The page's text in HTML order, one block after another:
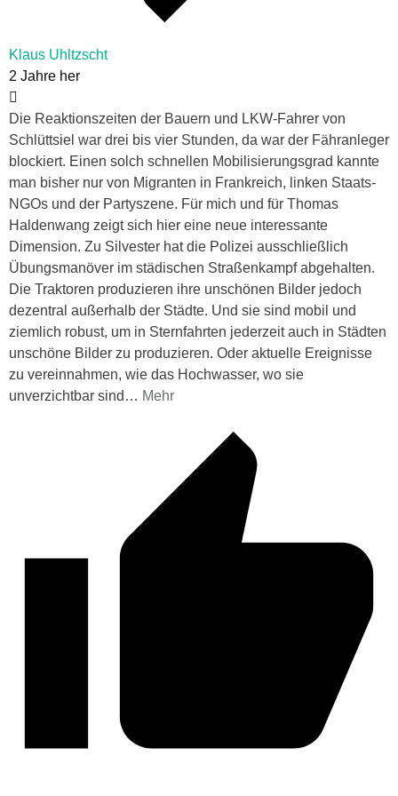
Klaus Uhltzscht
2 Jahre her
Die Reaktionszeiten der Bauern und LKW-Fahrer von
Schlüttsiel war drei bis vier Stunden, da war der Fähranleger
blockiert. Einen solch schnellen Mobilisierungsgrad kannte
man bisher nur von Migranten in Frankreich, linken Staats-
NGOs und der Partyszene. Für mich und für Thomas
Haldenwang zeigt sich hier eine neue interessante
Dimension. Zu Silvester hat die Polizei ausschließlich
Übungsmanöver im städischen Straßenkampf abgehalten.
Die Traktoren produzieren ihre unschönen Bilder jedoch
dezentral außerhalb der Städte. Und sie sind mobil und
ziemlich robust, um in Sternfahrten jederzeit auch in Städten
unschöne Bilder zu produzieren. Oder aktuelle Ereignisse
zu vereinnahmen, wie das Hochwasser, wo sie
unverzichtbar sind … Mehr